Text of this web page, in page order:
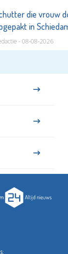
die vrouw
in
- 08-08-2026